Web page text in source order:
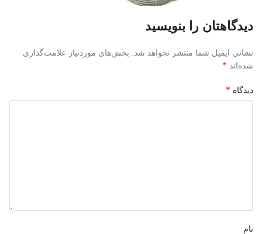
دیدگاهتان را بنویسید
نشانی ایمیل شما منتشر نخواهد شد. بخش‌های موردنیاز علامت‌گذاری
شده‌اند *
دیدگاه *
نام